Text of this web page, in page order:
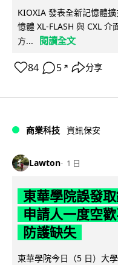
KIOXIA 發表全新記憶體
憶體 XL-FLASH 與 CXL
方...
閱讀全文
84 5 ↗ 分享
商業科技 資訊保安
Lawton 1 日
東華學院誤發
申請人一度空
防護缺失
東華學院今日（5 日）大